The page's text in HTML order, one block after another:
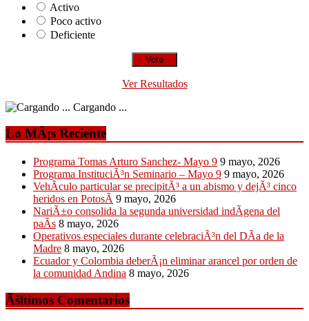
Activo
Poco activo
Deficiente
Ver Resultados
Cargando ...
Lo MÃ¡s Reciente
Programa Tomas Arturo Sanchez- Mayo 9 9 mayo, 2026
Programa InstituciÃ³n Seminario – Mayo 9 9 mayo, 2026
VehÃ­culo particular se precipitÃ³ a un abismo y dejÃ³ cinco
heridos en PotosÃ­ 9 mayo, 2026
NariÃ±o consolida la segunda universidad indÃ­gena del
paÃ­s 8 mayo, 2026
Operativos especiales durante celebraciÃ³n del DÃ­a de la
Madre 8 mayo, 2026
Ecuador y Colombia deberÃ¡n eliminar arancel por orden de
la comunidad Andina 8 mayo, 2026
Ãšltimos Comentarios